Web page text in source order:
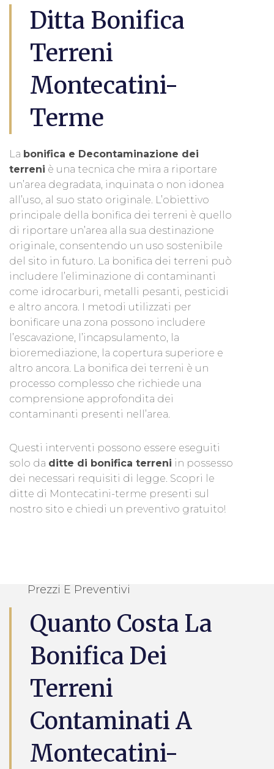
Ditta Bonifica
Terreni
Montecatini-
Terme
La bonifica e Decontaminazione dei
terreni è una tecnica che mira a riportare
un’area degradata, inquinata o non idonea
all’uso, al suo stato originale. L’obiettivo
principale della bonifica dei terreni è quello
di riportare un’area alla sua destinazione
originale, consentendo un uso sostenibile
del sito in futuro. La bonifica dei terreni può
includere l’eliminazione di contaminanti
come idrocarburi, metalli pesanti, pesticidi
e altro ancora. I metodi utilizzati per
bonificare una zona possono includere
l’escavazione, l’incapsulamento, la
bioremediazione, la copertura superiore e
altro ancora. La bonifica dei terreni è un
processo complesso che richiede una
comprensione approfondita dei
contaminanti presenti nell’area.
Questi interventi possono essere eseguiti
solo da ditte di bonifica terreni in possesso
dei necessari requisiti di legge. Scopri le
ditte di Montecatini-terme presenti sul
nostro sito e chiedi un preventivo gratuito!
Prezzi E Preventivi
Quanto Costa La
Bonifica Dei
Terreni
Contaminati A
Montecatini-